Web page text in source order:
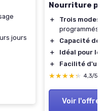
jours
Nourriture
＋
Trois modes
programmés
＋
Capacité de
＋
Idéal pour
＋
Facilité
★★★★★
★★★★★ 4,3/5
Voir l'offre